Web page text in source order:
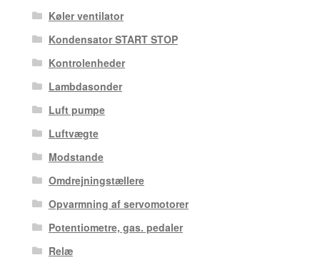
Køler ventilator
Kondensator START STOP
Kontrolenheder
Lambdasonder
Luft pumpe
Luftvægte
Modstande
Omdrejningstællere
Opvarmning af servomotorer
Potentiometre, gas. pedaler
Relæ